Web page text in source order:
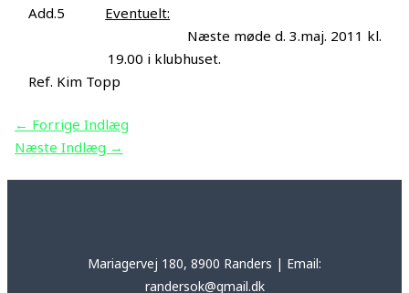
Add.5 Eventuelt:
Næste møde d. 3.maj. 2011 kl.
19.00 i klubhuset.
Ref. Kim Topp
← Forrige Indlæg
Næste Indlæg →
Mariagervej 180, 8900 Randers | Email:
randersok@gmail.dk